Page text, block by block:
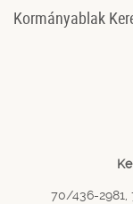
Kormányablak
70/436-2981,